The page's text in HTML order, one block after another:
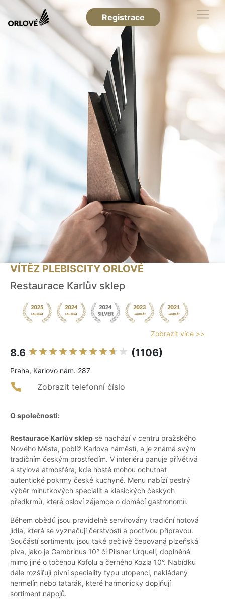
Registrace
VÍTĚZ PLEBISCITY ORLOVÉ
Restaurace Karlův sklep
Zobrazit více >>
8.6 (1106)
Praha, Karlovo nám. 287
Zobrazit telefonní číslo
O společnosti:
Restaurace Karlův sklep se nachází v centru pražského
Nového Města, poblíž Karlova náměstí, a je známá svým
tradičním českým prostředím. V interiéru panuje přívětivá
a stylová atmosféra, kde hosté mohou ochutnat
autentické pokrmy české kuchyně. Menu nabízí pestrý
výběr minutkových specialit a klasických českých
předkrmů, které osloví zájemce o domácí gastronomii.
Během obědů jsou pravidelně servírovány tradiční hotová
jídla, která se vyznačují čerstvostí a poctivou přípravou.
Součástí sortimentu jsou také pečlivě čepovaná plzeňská
piva, jako je Gambrinus 10° či Pilsner Urquell, doplněná
mimo jiné o točenou Kofolu a černého Kozla 10°. Nabídku
dále rozšiřují pivní speciality typu utopenci, nakládaný
hermelín nebo tatarák, které harmonicky doplňují
sortiment nápojů.